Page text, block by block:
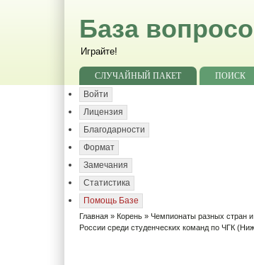
База
Играйте!
СЛУЧАЙНЫЙ ПАКЕТ ПОИСК
Войти
Лицензия
Благодарности
Формат
Замечания
Статистика
Помощь Базе
Главная » Корень »Чемпионаты разных стран
России среди студенческих команд по ЧГК